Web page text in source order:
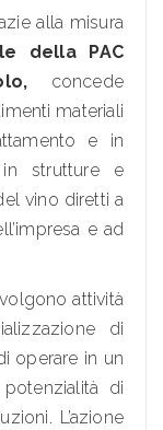
alla misura
della PAC
concede
materiali
e in
in strutture e
vino diretti a
e ad
attività
di
operare in un
di
L’azione